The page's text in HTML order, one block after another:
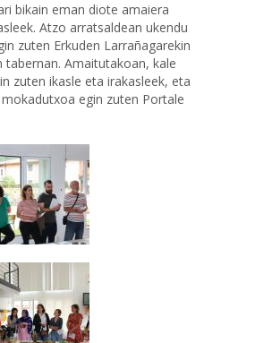
bikain eman diote amaiera
Atzo arratsaldean ukendu
zuten Erkuden Larrañagarekin
tabernan. Amaitutakoan, kale
zuten ikasle eta irakasleek, eta
egin zuten Portale